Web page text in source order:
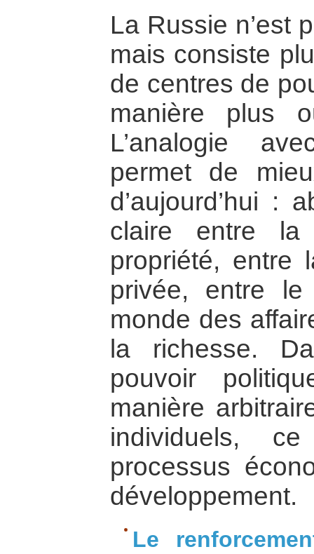
La Russie n’est
mais consiste
de centres de
manière plus
L’analogie
permet de
d’aujourd’hui :
claire entre la
propriété, entre
privée, entre
monde des
la richesse.
pouvoir
manière
individuels,
processus
développement.
Le